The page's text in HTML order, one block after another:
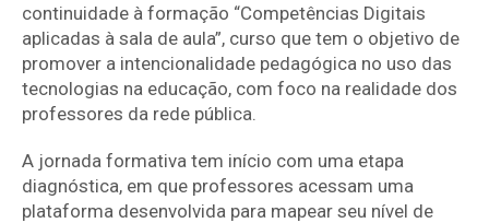
continuidade à formação “Competências Digitais
aplicadas à sala de aula”, curso que tem o objetivo de
promover a intencionalidade pedagógica no uso das
tecnologias na educação, com foco na realidade dos
professores da rede pública.
A jornada formativa tem início com uma etapa
diagnóstica, em que professores acessam uma
plataforma desenvolvida para mapear seu nível de